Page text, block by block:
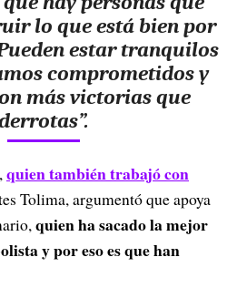
lo que está bien por
estar tranquilos
comprometidos y
más victorias que
”.
quien también trabajó con
Tolima, argumentó que apoya
quien ha sacado la mejor
y por eso es que han